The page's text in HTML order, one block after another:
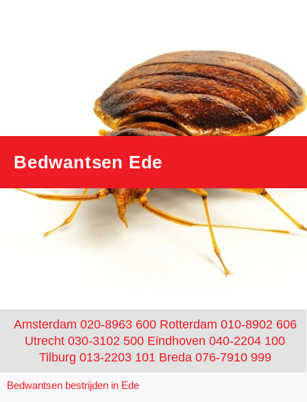
Bedwantsen Ede
Amsterdam 020-8963 600 Rotterdam 010-8902 606
Utrecht 030-3102 500 Eindhoven 040-2204 100
Tilburg 013-2203 101 Breda 076-7910 999
Bedwantsen bestrijden in Ede